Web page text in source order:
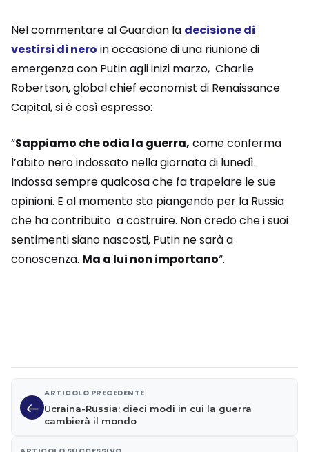
Nel commentare al Guardian la decisione di
vestirsi di nero in occasione di una riunione di
emergenza con Putin agli inizi marzo, Charlie
Robertson, global chief economist di Renaissance
Capital, si è così espresso:
“Sappiamo che odia la guerra, come conferma
l’abito nero indossato nella giornata di lunedì.
Indossa sempre qualcosa che fa trapelare le sue
opinioni. E al momento sta piangendo per la Russia
che ha contribuito a costruire. Non credo che i suoi
sentimenti siano nascosti, Putin ne sarà a
conoscenza. Ma a lui non importano“.
ARTICOLO PRECEDENTE
Ucraina-Russia: dieci modi in cui la guerra
cambierà il mondo